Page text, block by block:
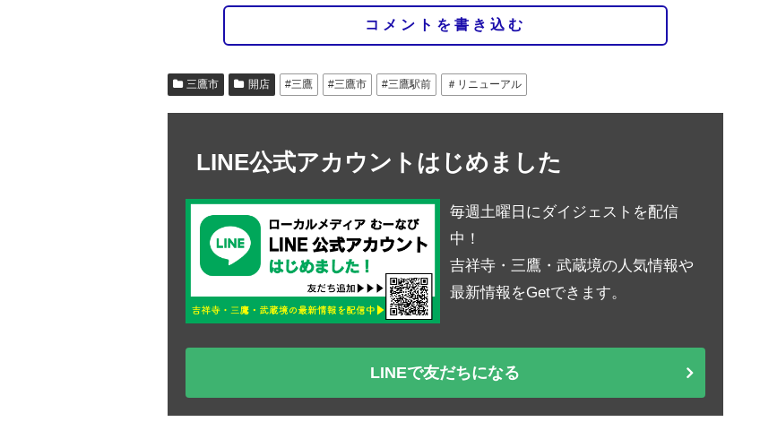
コメントを書き込む
三鷹市 開店 #三鷹 #三鷹市 #三鷹駅前 ＃リニューアル
LINE公式アカウントはじめました
毎週土曜日にダイジェストを配信
中！
吉祥寺・三鷹・武蔵境の人気情報や
最新情報をGetできます。
LINEで友だちになる